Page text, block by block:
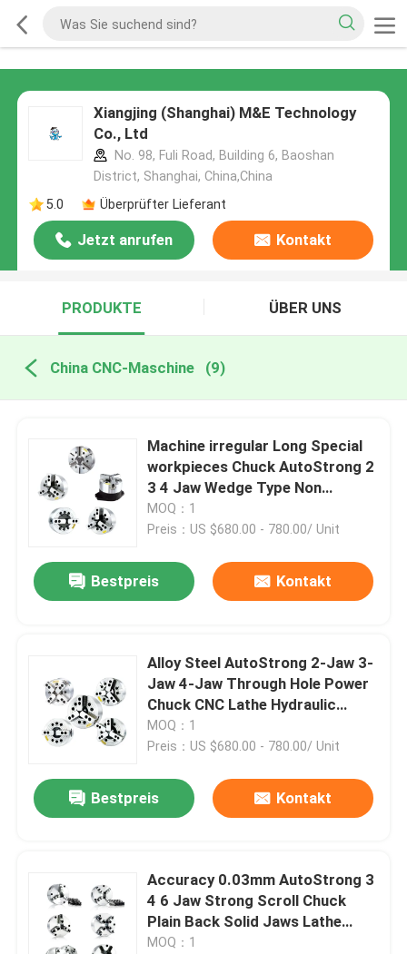
Xiangjing (Shanghai) M&E Technology
Co., Ltd
No. 98, Fuli Road, Building 6, Baoshan
District, Shanghai, China,China
5.0
Überprüfter Lieferant
Jetzt anrufen Kontakt
PRODUKTE ÜBER UNS
China CNC-Maschine (9)
Machine irregular Long Special
workpieces Chuck AutoStrong 2
3 4 Jaw Wedge Type Non
Through-hole Power Chuck
MOQ：1
Preis：US $680.00 - 780.00/ Unit
Bestpreis Kontakt
Alloy Steel AutoStrong 2-Jaw 3-
Jaw 4-Jaw Through Hole Power
Chuck CNC Lathe Hydraulic
Pneumatic Chuck
MOQ：1
Preis：US $680.00 - 780.00/ Unit
Bestpreis Kontakt
Accuracy 0.03mm AutoStrong 3
4 6 Jaw Strong Scroll Chuck
Plain Back Solid Jaws Lathe
Machine Chuck
MOQ：1